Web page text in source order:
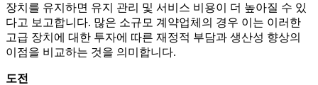
장치를 유지하면 유지 관리 및 서비스 비용이 더 높아질 수 있
다고 보고합니다. 많은 소규모 계약업체의 경우 이는 이러한
고급 장치에 대한 투자에 따른 재정적 부담과 생산성 향상의
이점을 비교하는 것을 의미합니다.
도전